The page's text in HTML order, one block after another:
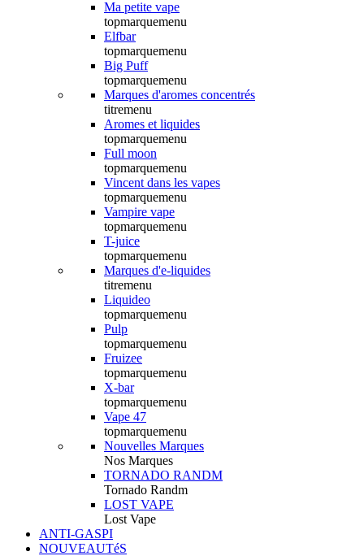
Ma petite vape
topmarquemenu
Elfbar
topmarquemenu
Big Puff
topmarquemenu
Marques d'aromes concentrés
titremenu
Aromes et liquides
topmarquemenu
Full moon
topmarquemenu
Vincent dans les vapes
topmarquemenu
Vampire vape
topmarquemenu
T-juice
topmarquemenu
Marques d'e-liquides
titremenu
Liquideo
topmarquemenu
Pulp
topmarquemenu
Fruizee
topmarquemenu
X-bar
topmarquemenu
Vape 47
topmarquemenu
Nouvelles Marques
Nos Marques
TORNADO RANDM
Tornado Randm
LOST VAPE
Lost Vape
ANTI-GASPI
NOUVEAUTéS